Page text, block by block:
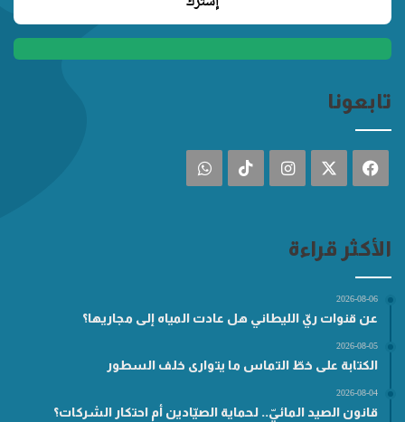
تابعونا
فيسبوك انستقرام ‫TikTokواتساب
الأكثر قراءة
2026-08-06
عن قنوات ريّ الليطاني هل عادت المياه إلى مجاريها؟
2026-08-05
الكتابة على خطّ التماس ما يتوارى خلف السطور
2026-08-04
قانون الصيد المائيّ.. لحماية الصيّادين أم احتكار الشركات؟